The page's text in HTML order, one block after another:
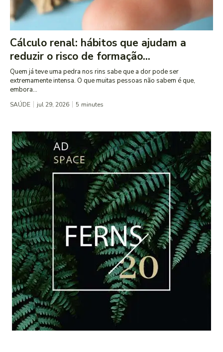
Cálculo renal: hábitos que ajudam a
reduzir o risco de formação...
Quem já teve uma pedra nos rins sabe que a dor pode ser
extremamente intensa. O que muitas pessoas não sabem é que,
embora...
SAÚDE jul 29, 2026 5 minutes